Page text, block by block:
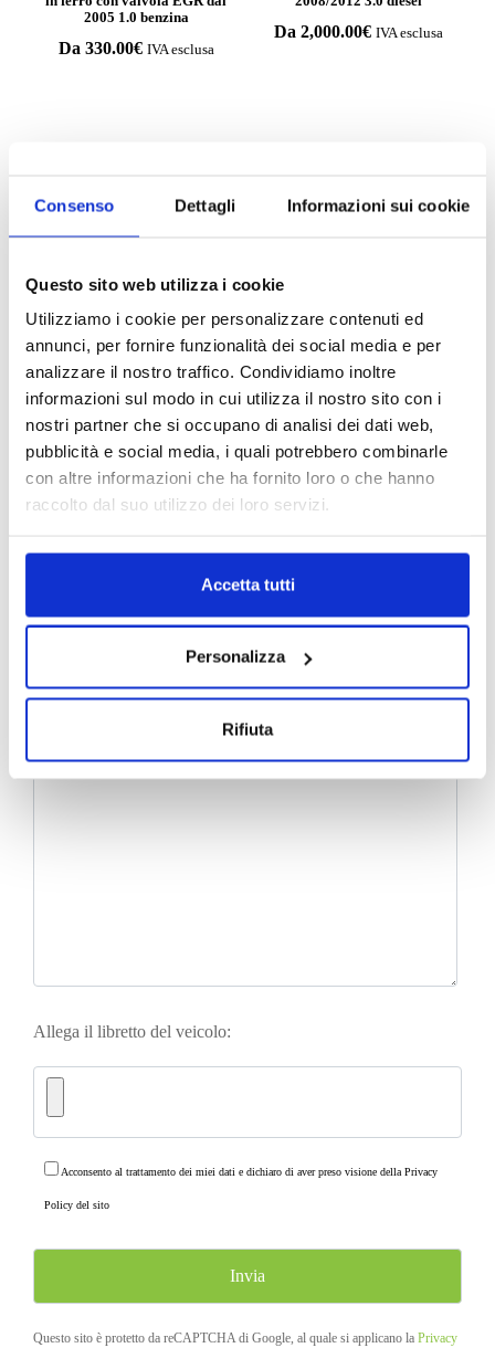
Consenso Dettagli Informazioni sui cookie
Questo sito web utilizza i cookie
Utilizziamo i cookie per personalizzare contenuti ed
annunci, per fornire funzionalità dei social media e per
analizzare il nostro traffico. Condividiamo inoltre
informazioni sul modo in cui utilizza il nostro sito con i
nostri partner che si occupano di analisi dei dati web,
pubblicità e social media, i quali potrebbero combinarle
con altre informazioni che ha fornito loro o che hanno
raccolto dal suo utilizzo dei loro servizi.
Accetta tutti
Personalizza
Rifiuta
2005 1.0 benzina
Da 330.00€ IVA esclusa
Da 2,000.00€ IVA esclusa
Compila il form e richiedi
Allega il libretto del veicolo:
Acconsento al trattamento dei miei dati e dichiaro di aver preso visione dellaPrivacy
Policy del sito
Questo sito è protetto da reCAPTCHA di Google, al quale si applicano la Privacy